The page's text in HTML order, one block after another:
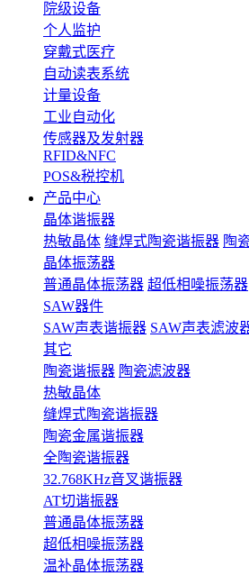
院级设备
个人监护
穿戴式医疗
自动读表系统
计量设备
工业自动化
传感器及发射器
RFID&NFC
POS&税控机
产品中心
晶体谐振器
热敏晶体 缝焊式陶瓷谐振器 陶
晶体振荡器
普通晶体振荡器 超低相噪振荡器
SAW器件
SAW声表谐振器 SAW声表滤波
其它
陶瓷谐振器 陶瓷滤波器
热敏晶体
缝焊式陶瓷谐振器
陶瓷金属谐振器
全陶瓷谐振器
32.768KHz音叉谐振器
AT切谐振器
普通晶体振荡器
超低相噪振荡器
温补晶体振荡器